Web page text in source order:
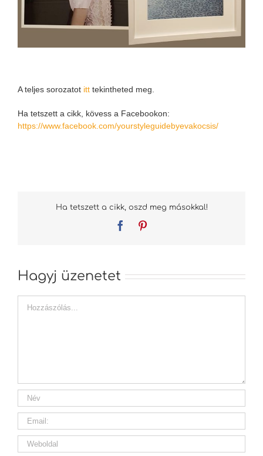
A teljes sorozatot itt tekintheted meg.
Ha tetszett a cikk, kövess a Facebookon:
https://www.facebook.com/yourstyleguidebyevakocsis/
Ha tetszett a cikk, oszd meg másokkal!
Facebook
Hagyj üzenetet